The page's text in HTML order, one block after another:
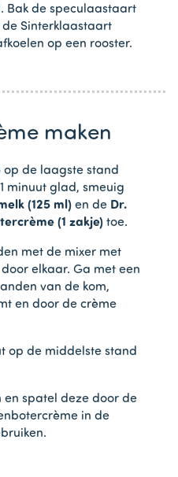
Bak de speculaastaart
Sinterklaastaart
op een rooster.
maken
op de laagste stand
minuut glad, smeuig
(125 ml) en de Dr.
(1 zakje) toe.
met de mixer met
elkaar. Ga met een
van de kom,
en door de crème
op de middelste stand
en spatel deze door de
in de